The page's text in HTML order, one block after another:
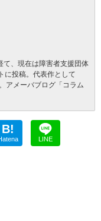
て、現在は障害者支援団体
に投稿。代表作として
アメーバブログ「コラム
B!
LINE